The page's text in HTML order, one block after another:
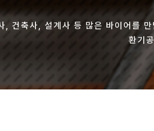
, 건축사, 설계사 등 많은 바이어를
환기
업이다 보니 영업 인프라의 한계가
사, 건설사 방문에 따라 상담 건수가
공기
“많은 방문객들의 실의로 새로운
환기
“건설사 직원 중 설비담
제
“방문객들의 수준이 상당히 높고
온